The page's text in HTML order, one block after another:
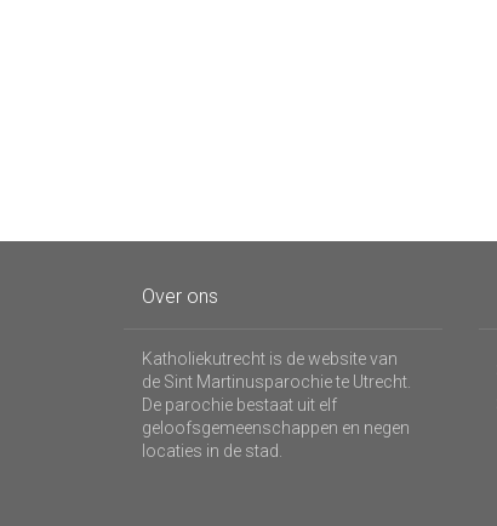
Over ons
Katholiekutrecht is de website van
de Sint Martinusparochie te Utrecht.
De parochie bestaat uit elf
geloofsgemeenschappen en negen
locaties in de stad.